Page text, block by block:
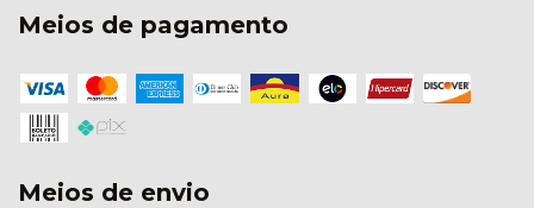
Meios de pagamento
Meios de envio